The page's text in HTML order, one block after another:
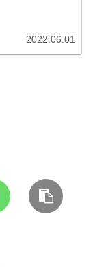
2022.06.01